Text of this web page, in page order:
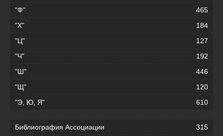
"Ф"
465
"Х"
184
"Ц"
127
"Ч"
192
"Ш"
446
"Щ"
120
"Э, Ю, Я"
610
Библиография Ассоциации
315